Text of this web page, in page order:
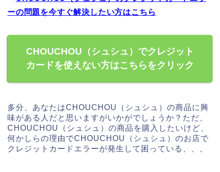
ーの問題を今すぐ解決したい方はこちら
CHOUCHOU（シュシュ）でクレジット
カードを使えない方はこちらをクリック
多分、あなたはCHOUCHOU（シュシュ）の商品に興
味がある人だと思いますがいかがでしょうか？ただ、
CHOUCHOU（シュシュ）の商品を購入したいけど、
何かしらの理由でCHOUCHOU（シュシュ）のお店で
クレジットカードエラーが発生して困っている、、、